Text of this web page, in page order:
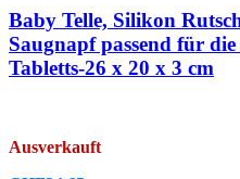
Baby Telle, Silikon
Saugnapf passend für
Tabletts-26 x 20 x 3 cm
Ausverkauft